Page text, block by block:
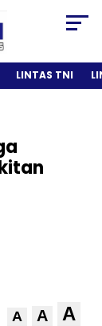
LINTAS TNI
A A A